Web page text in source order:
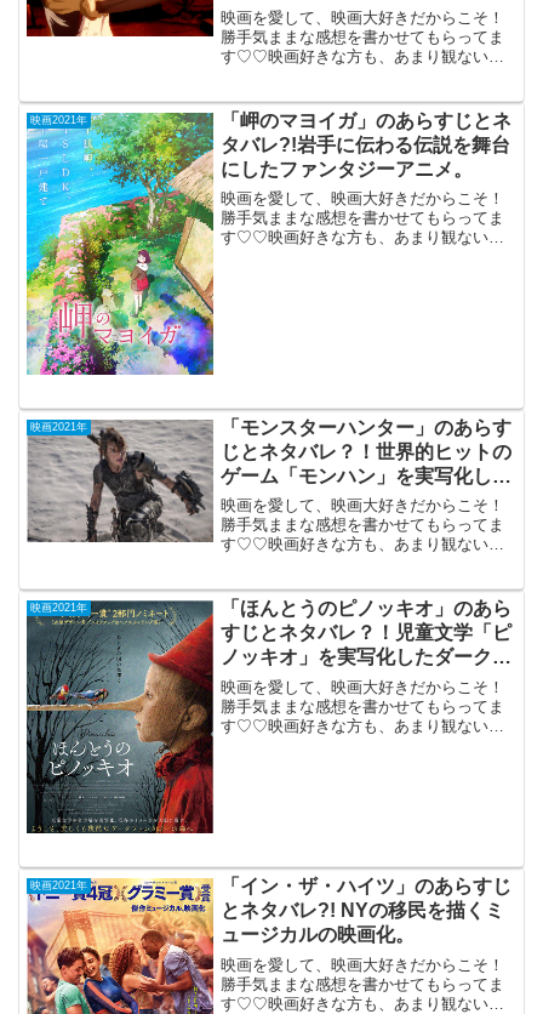
映画を愛して、映画大好きだからこそ！
勝手気ままな感想を書かせてもらってま
す♡♡映画好きな方も、あまり観ない方
分）「銀魂」の劇場版アニメ第3弾...
映画2021年
「岬のマヨイガ」のあらすじとネ
タバレ?!岩手に伝わる伝説を舞台
にしたファンタジーアニメ。
映画を愛して、映画大好きだからこそ！
勝手気ままな感想を書かせてもらってま
す♡♡映画好きな方も、あまり観ない方
映画2021年
「モンスターハンター」のあらす
じとネタバレ？！世界的ヒットの
ゲーム「モンハン」を実写化した
アクション。
映画を愛して、映画大好きだからこそ！
勝手気ままな感想を書かせてもらってま
す♡♡映画好きな方も、あまり観ない方
（104分）世界的ヒットのゲーム「モンハ
ン」を実...
映画2021年
「ほんとうのピノッキオ」のあら
すじとネタバレ？！児童文学「ピ
ノッキオ」を実写化したダークフ
ァンタジー。
映画を愛して、映画大好きだからこそ！
勝手気ままな感想を書かせてもらってま
す♡♡映画好きな方も、あまり観ない方
映画2021年
「イン・ザ・ハイツ」のあらすじ
とネタバレ?! NYの移民を描くミ
ュージカルの映画化。
映画を愛して、映画大好きだからこそ！
勝手気ままな感想を書かせてもらってま
す♡♡映画好きな方も、あまり観ない方